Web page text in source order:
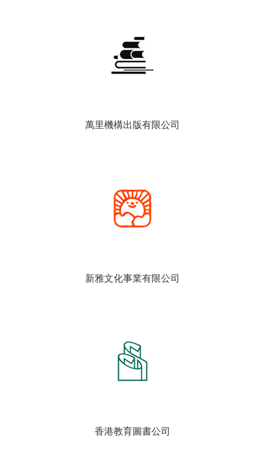
萬里機構出版有限公司
新雅文化事業有限公司
香港教育圖書公司